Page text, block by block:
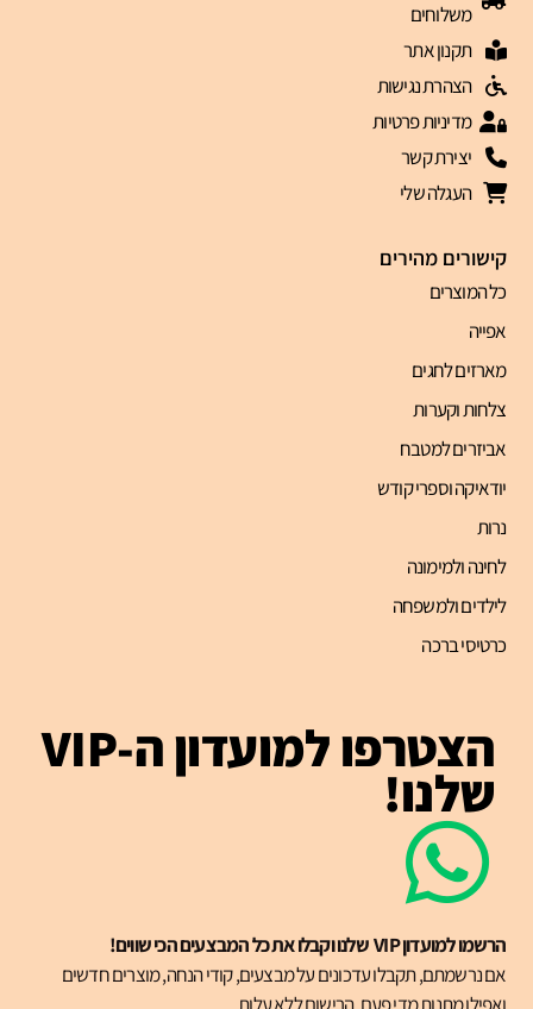
קישורים מהירים
כל המוצרים
אפייה
מארזים לחגים
צלחות וקערות
אביזרים למטבח
יודאיקה וספרי קודש
נרות
לחינה ולמימונה
לילדים ולמשפחה
כרטיסי ברכה
משלוחים
תקנון אתר
הצהרת נגישות
מדיניות פרטיות
יצירת קשר
העגלה שלי
הצטרפו למועדון ה-VIP
שלנו!
הרשמו למועדון VIP שלנו וקבלו את כל המבצעים הכי שווים!
אם נרשמתם, תקבלו עדכונים על מבצעים, קודי הנחה, מוצרים חדשים